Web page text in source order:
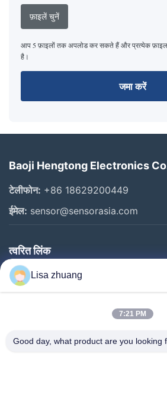
फ़ाइलें चुनें
आप 5 फ़ाइलों तक अपलोड कर सकते हैं और प्रत्येक
है।
जमा करें
Baoji Hengtong Electronics
टेलीफोन: +86 18629200449
ईमेल: sensor@sensorasia.com
त्वरित लिंक
घर
उत्पादों
हमारे बारे में
Lisa zhuang
7:21 PM
Good day, what product are you looking